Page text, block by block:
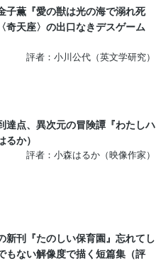
子薫『愛の獣は光の海で溺れ死
奇天座〉の出口なきデスゲーム
評者：小川公代（英文学研究）
達点、異次元の冒険譚『わたしハ
か）
評者：小森はるか（映像作家）
新刊『たのしい保育園』忘れてし
もない解像度で描く短篇集（評